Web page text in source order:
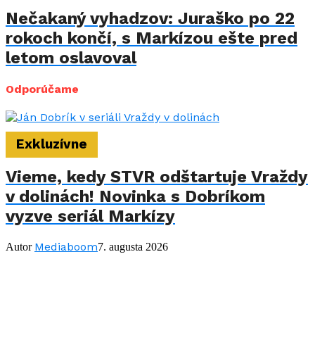
Nečakaný vyhadzov: Juraško po 22
rokoch končí, s Markízou ešte pred
letom oslavoval
Odporúčame
Exkluzívne
Vieme, kedy STVR odštartuje Vraždy
v dolinách! Novinka s Dobríkom
vyzve seriál Markízy
Autor Mediaboom7. augusta 2026